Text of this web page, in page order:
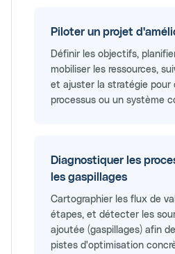
Piloter un projet
Définir les objectifs,
mobiliser les ressources,
et ajuster la stratégie pour
processus ou un système
Diagnostiquer les
les gaspillages
Cartographier les flux de
étapes, et détecter les
ajoutée (gaspillages) afin
pistes d'optimisation